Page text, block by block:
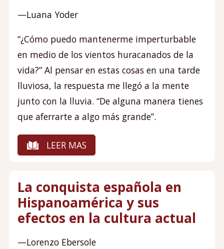
—Luana Yoder
“¿Cómo puedo mantenerme imperturbable
en medio de los vientos huracanados de la
vida?” Al pensar en estas cosas en una tarde
lluviosa, la respuesta me llegó a la mente
junto con la lluvia. “De alguna manera tienes
que aferrarte a algo más grande”.
LEER MAS
La conquista española en
Hispanoamérica y sus
efectos en la cultura actual
—Lorenzo Ebersole